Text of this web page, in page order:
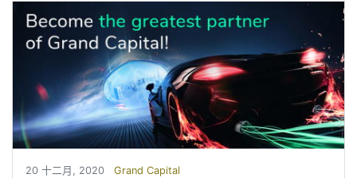
20 十二月, 2020 Grand Capital